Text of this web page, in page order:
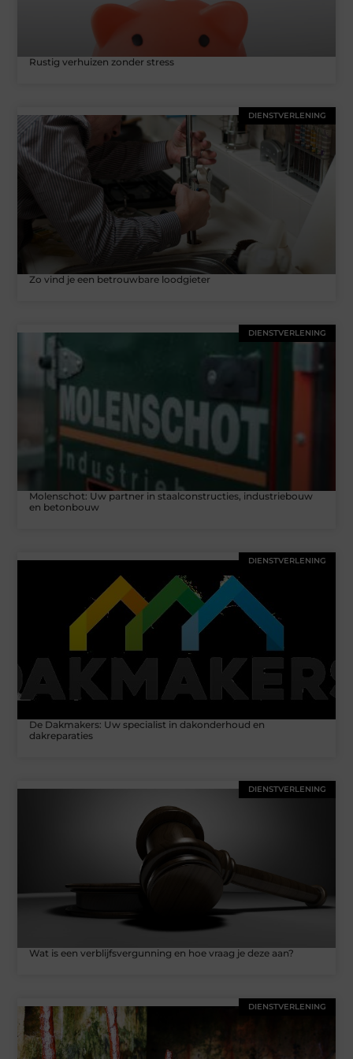
Rustig verhuizen zonder stress
DIENSTVERLENING
Zo vind je een betrouwbare loodgieter
DIENSTVERLENING
Molenschot: Uw partner in staalconstructies, industriebouw
en betonbouw
DIENSTVERLENING
De Dakmakers: Uw specialist in dakonderhoud en
dakreparaties
DIENSTVERLENING
Wat is een verblijfsvergunning en hoe vraag je deze aan?
DIENSTVERLENING